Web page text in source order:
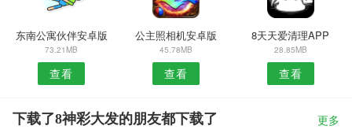
东南公寓伙伴安卓版
73.21MB
查看
公主照相机安卓版
45.78MB
查看
8天天爱清理APP
28.85MB
查看
下载了8神彩大发的朋友都下载了 更多